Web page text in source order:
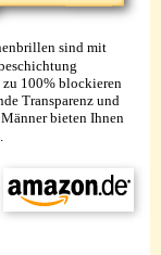
sind mit
zu 100% blockieren
Transparenz und
bieten Ihnen